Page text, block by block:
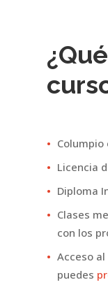
Licencia
Diploma
Clases
con los
Acceso
puedes